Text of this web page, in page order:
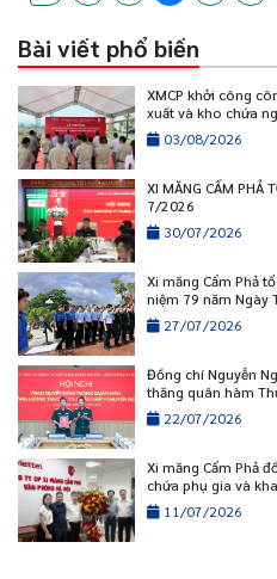
Bài viết phổ biến
XMCP khởi công
xuất và kho chứa
03/08/2026
XI MĂNG CẨM PHẢ
7/2026
30/07/2026
Xi măng Cẩm Phả
niệm 79 năm Ngày
27/07/2026
Đồng chí Nguyễn
thăng quân hàm
22/07/2026
Xi măng Cẩm Phả
chứa phụ gia và
11/07/2026